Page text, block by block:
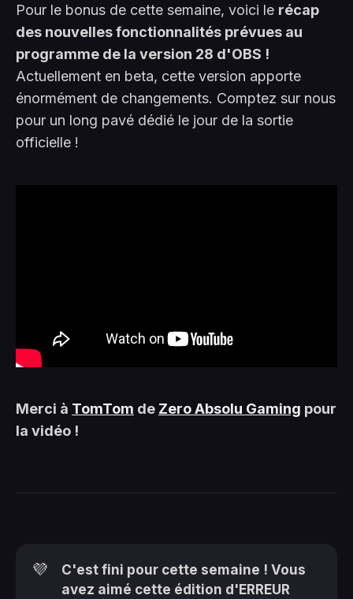
Pour le bonus de cette semaine, voici le récap
des nouvelles fonctionnalités prévues au
programme de la version 28 d'OBS !
Actuellement en beta, cette version apporte
énormément de changements. Comptez sur nous
pour un long pavé dédié le jour de la sortie
officielle !
Merci à TomTom de Zero Absolu Gaming pour
la vidéo !
💜
C'est fini pour cette semaine ! Vous
avez aimé cette édition d'ERREUR